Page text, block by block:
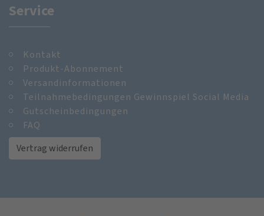
Service
Kontakt
Produkt-Abonnement
Versandinformationen
Teilnahmebedingungen Gewinnspiel Social Media
Gutscheinbedingungen
FAQ
Vertrag widerrufen